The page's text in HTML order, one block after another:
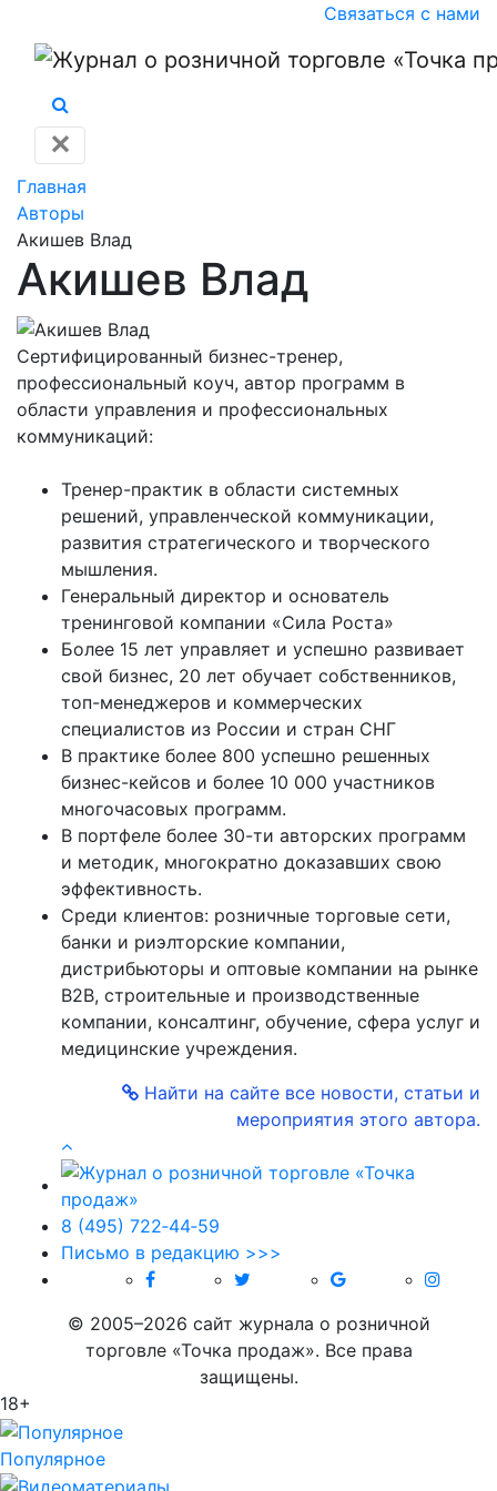
Связаться с нами
✕
Главная
Авторы
Акишев Влад
Акишев Влад
Сертифицированный бизнес-тренер,
профессиональный коуч, автор программ в
области управления и профессиональных
коммуникаций:
Тренер-практик в области системных
решений, управленческой коммуникации,
развития стратегического и творческого
мышления.
Генеральный директор и основатель
тренинговой компании «Сила Роста»
Более 15 лет управляет и успешно развивает
свой бизнес, 20 лет обучает собственников,
топ-менеджеров и коммерческих
специалистов из России и стран СНГ
В практике более 800 успешно решенных
бизнес-кейсов и более 10 000 участников
многочасовых программ.
В портфеле более 30-ти авторских программ
и методик, многократно доказавших свою
эффективность.
Среди клиентов: розничные торговые сети,
банки и риэлторские компании,
дистрибьюторы и оптовые компании на рынке
В2В, строительные и производственные
компании, консалтинг, обучение, сфера услуг и
медицинские учреждения.
Найти на сайте все новости, статьи и
мероприятия этого автора.
8 (495) 722‑44‑59
Письмо в редакцию >>>
© 2005–2026 сайт журнала о розничной
торговле «Точка продаж». Все права
защищены.
18+
Популярное